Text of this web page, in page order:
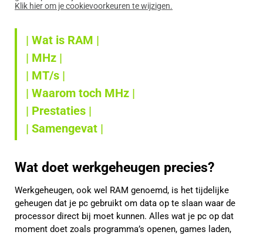
Klik hier om je cookievoorkeuren te wijzigen.
| Wat is RAM |
| MHz |
| MT/s |
| Waarom toch MHz |
| Prestaties |
| Samengevat |
Wat doet werkgeheugen precies?
Werkgeheugen, ook wel RAM genoemd, is het tijdelijke
geheugen dat je pc gebruikt om data op te slaan waar de
processor direct bij moet kunnen. Alles wat je pc op dat
moment doet zoals programma’s openen, games laden,